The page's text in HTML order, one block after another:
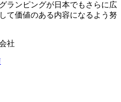
ランピングが日本でもさらに広
て価値のある内容になるよう努
社